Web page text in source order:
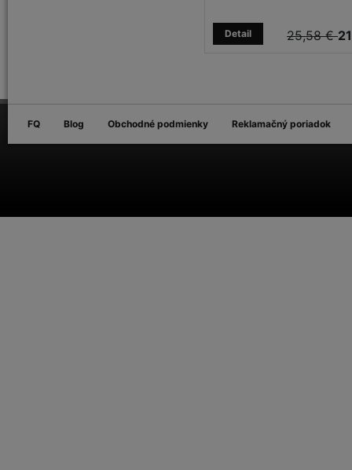
25,58 €
Detail
FQ Blog Obchodné podmienky Reklamačný poriadok